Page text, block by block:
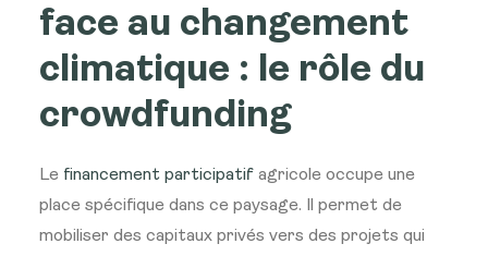
face au changement
climatique : le rôle du
crowdfunding
Le financement participatif agricole occupe une
place spécifique dans ce paysage. Il permet de
mobiliser des capitaux privés vers des projets qui